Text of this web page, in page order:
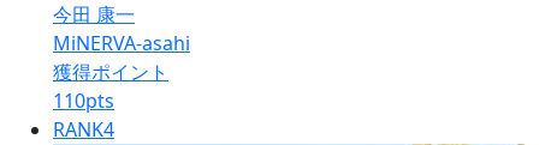
今田 康一
MiNERVA-asahi
獲得ポイント
110pts
RANK4